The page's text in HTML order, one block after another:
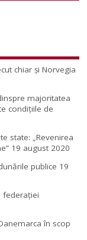
chiar și Norvegia
majoritatea
condițiile de
state: „Revenirea
19 august 2020
publice 19
federației
în scop